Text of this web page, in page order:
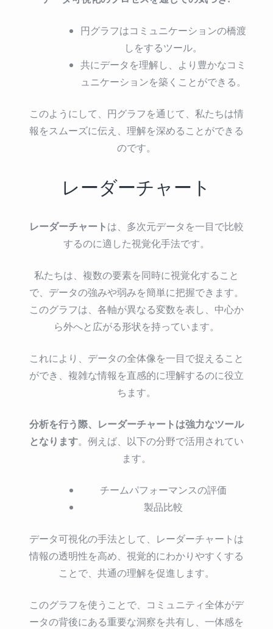
円グラフはコミュニケーションの橋渡
しをするツール。
共にデータを理解し、より豊かなコミ
ュニケーションを築くことができる。
このようにして、円グラフを通じて、私たちは情
報をスムーズに伝え、理解を深めることができる
のです。
レーダーチャート
レーダーチャートは、多次元データを一目で比較
するのに適した視覚化手法です。
私たちは、複数の要素を同時に視覚化すること
で、データの強みや弱みを簡単に把握できます。
このグラフは、各軸が異なる変数を表し、中心か
ら外へと広がる形状を持っています。
これにより、データの全体像を一目で捉えること
ができ、複雑な情報を直感的に理解するのに役立
ちます。
分析を行う際、レーダーチャートは強力なツール
となります。例えば、以下の分野で活用されてい
ます。
チームパフォーマンスの評価
製品比較
データ可視化の手法として、レーダーチャートは
情報の透明性を高め、視覚的にわかりやすくする
ことで、共通の理解を促進します。
このグラフを使うことで、コミュニティ全体がデ
ータの背後にある重要な洞察を共有し、一体感を